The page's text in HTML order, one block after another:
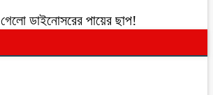
ডাইনোসরের পায়ের ছাপ!